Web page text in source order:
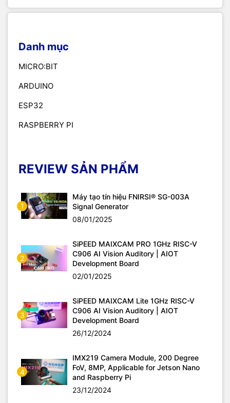
Danh mục
MICRO:BIT
ARDUINO
ESP32
RASPBERRY PI
REVIEW SẢN PHẨM
1
Máy tạo tín hiệu FNIRSI® SG-003A
Signal Generator
08/01/2025
2
SiPEED MAIXCAM PRO 1GHz RISC-V
C906 AI Vision Auditory | AIOT
Development Board
02/01/2025
3
SiPEED MAIXCAM Lite 1GHz RISC-V
C906 AI Vision Auditory | AIOT
Development Board
26/12/2024
4
IMX219 Camera Module, 200 Degree
FoV, 8MP, Applicable for Jetson Nano
and Raspberry Pi
23/12/2024